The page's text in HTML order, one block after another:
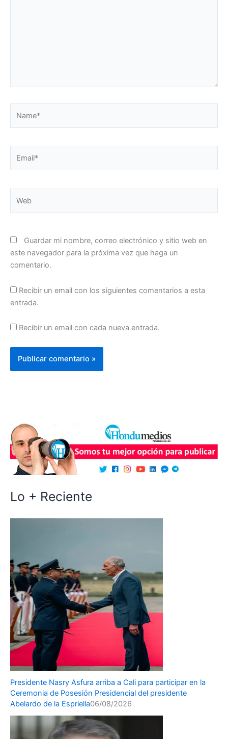
Guardar mi nombre, correo electrónico y sitio web en
este navegador para la próxima vez que haga un
comentario.
Recibir un email con los siguientes comentarios a esta
entrada.
Recibir un email con cada nueva entrada.
Lo + Reciente
Presidente Nasry Asfura arriba a Cali para participar en la
Ceremonia de Posesión Presidencial del presidente
Abelardo de la Espriella06/08/2026